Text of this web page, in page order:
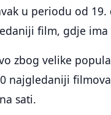
u periodu od
film, gdje
zbog velike
najgledaniji
sati.